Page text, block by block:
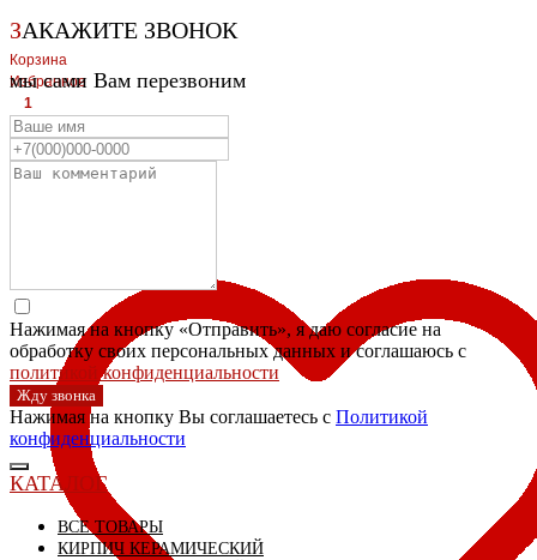
Корзина
Избранное
1
1
ЛЕВЫЙ БЕРЕГ
ЗАКАЖИТЕ ЗВОНОК
мы сами Вам перезвоним
Нажимая на кнопку «Отправить», я даю согласие на
обработку своих персональных данных и соглашаюсь с
политикой конфиденциальности
Жду звонка
Нажимая на кнопку Вы соглашаетесь с Политикой
конфиденциальности
КАТАЛОГ
ВСЕ ТОВАРЫ
КИРПИЧ КЕРАМИЧЕСКИЙ